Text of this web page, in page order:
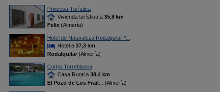
Princesa Turística
Vivienda turística a 35,8 km
Felix(Almería)
Hotel de Naturaleza Rodalquilar *...
Hotel a 37,3 km
Rodalquilar(Almería)
Cortijo Torreblanca
Casa Rural a 38,4 km
El Pozo de Los Frail... (Almería)